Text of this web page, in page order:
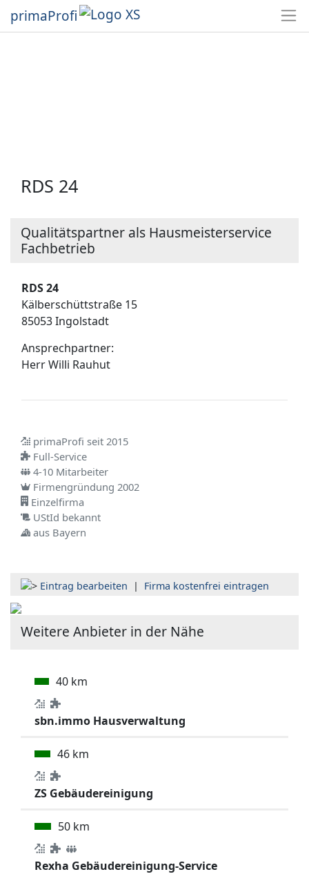
primaProfi
RDS 24
Qualitätspartner als Hausmeisterservice
Fachbetrieb
RDS 24
Kälberschüttstraße 15
85053 Ingolstadt
Ansprechpartner:
HerrWilli Rauhut
primaProfi seit 2015
Full-Service
4-10 Mitarbeiter
Firmengründung 2002
Einzelfirma
UStId bekannt
aus Bayern
Eintrag bearbeiten | Firma kostenfrei eintragen
Weitere Anbieter in der Nähe
40 km
sbn.immo Hausverwaltung
46 km
ZS Gebäudereinigung
50 km
Rexha Gebäudereinigung-Service